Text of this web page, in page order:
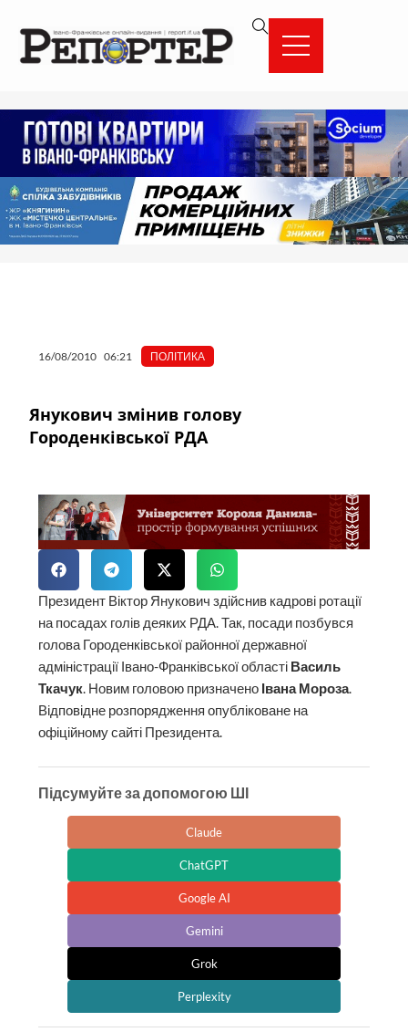
вмісту
16/08/2010 06:21 ПОЛІТИКА
Янукович змінив голову
Городенківської РДА
Президент Віктор Янукович здійснив кадрові ротації
на посадах голів деяких РДА. Так, посади позбувся
голова Городенківської районної державної
адміністрації Івано-Франківської області Василь
Ткачук. Новим головою призначено Івана Мороза.
Відповідне розпорядження опубліковане на
офіційному сайті Президента.
Підсумуйте за допомогою ШІ
Claude
ChatGPT
Google AI
Gemini
Grok
Perplexity